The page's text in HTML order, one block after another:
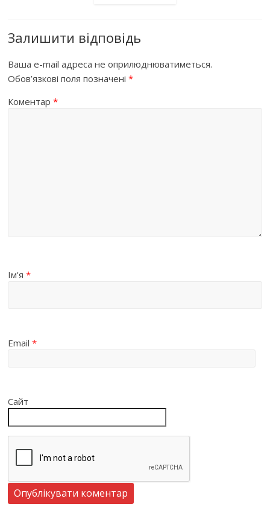
Залишити відповідь
Ваша e-mail адреса не оприлюднюватиметься.
Обов’язкові поля позначені*
Коментар*
Ім'я*
Email*
Сайт